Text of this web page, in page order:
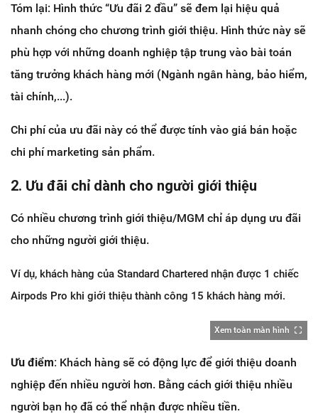
Tóm lại: Hình thức “Ưu đãi 2 đầu” sẽ đem lại hiệu quả
nhanh chóng cho chương trình giới thiệu. Hình thức này sẽ
phù hợp với những doanh nghiệp tập trung vào bài toán
tăng trưởng khách hàng mới (Ngành ngân hàng, bảo hiểm,
tài chính,...).
Chi phí của ưu đãi này có thể được tính vào giá bán hoặc
chi phí marketing sản phẩm.
2. Ưu đãi chỉ dành cho người giới thiệu
Có nhiều chương trình giới thiệu/MGM chỉ áp dụng ưu đãi
cho những người giới thiệu.
Ví dụ, khách hàng của Standard Chartered nhận được 1 chiếc
Airpods Pro khi giới thiệu thành công 15 khách hàng mới.
Xem toàn màn hình
Ưu điểm: Khách hàng sẽ có động lực để giới thiệu doanh
nghiệp đến nhiều người hơn. Bằng cách giới thiệu nhiều
người bạn họ đã có thể nhận được nhiều tiền.